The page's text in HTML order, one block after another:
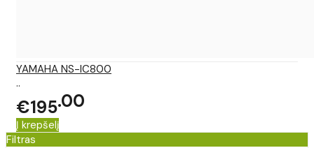
YAMAHA NS-IC800
..
€19500
Į krepšelį
Filtras